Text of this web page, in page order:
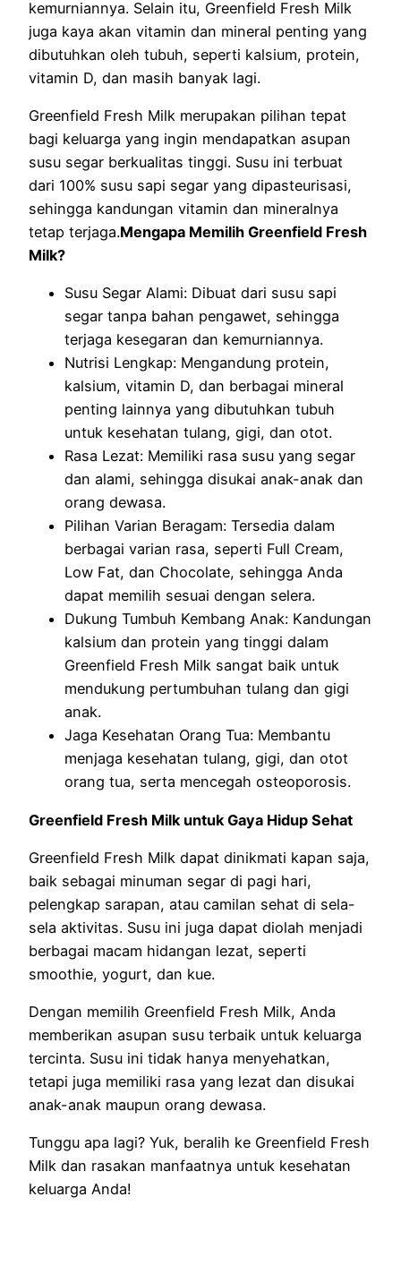
kemurniannya. Selain itu, Greenfield Fresh Milk
juga kaya akan vitamin dan mineral penting yang
dibutuhkan oleh tubuh, seperti kalsium, protein,
vitamin D, dan masih banyak lagi.
Greenfield Fresh Milk merupakan pilihan tepat
bagi keluarga yang ingin mendapatkan asupan
susu segar berkualitas tinggi. Susu ini terbuat
dari 100% susu sapi segar yang dipasteurisasi,
sehingga kandungan vitamin dan mineralnya
tetap terjaga.Mengapa Memilih Greenfield Fresh
Milk?
Susu Segar Alami: Dibuat dari susu sapi
segar tanpa bahan pengawet, sehingga
terjaga kesegaran dan kemurniannya.
Nutrisi Lengkap: Mengandung protein,
kalsium, vitamin D, dan berbagai mineral
penting lainnya yang dibutuhkan tubuh
untuk kesehatan tulang, gigi, dan otot.
Rasa Lezat: Memiliki rasa susu yang segar
dan alami, sehingga disukai anak-anak dan
orang dewasa.
Pilihan Varian Beragam: Tersedia dalam
berbagai varian rasa, seperti Full Cream,
Low Fat, dan Chocolate, sehingga Anda
dapat memilih sesuai dengan selera.
Dukung Tumbuh Kembang Anak: Kandungan
kalsium dan protein yang tinggi dalam
Greenfield Fresh Milk sangat baik untuk
mendukung pertumbuhan tulang dan gigi
anak.
Jaga Kesehatan Orang Tua: Membantu
menjaga kesehatan tulang, gigi, dan otot
orang tua, serta mencegah osteoporosis.
Greenfield Fresh Milk untuk Gaya Hidup Sehat
Greenfield Fresh Milk dapat dinikmati kapan saja,
baik sebagai minuman segar di pagi hari,
pelengkap sarapan, atau camilan sehat di sela-
sela aktivitas. Susu ini juga dapat diolah menjadi
berbagai macam hidangan lezat, seperti
smoothie, yogurt, dan kue.
Dengan memilih Greenfield Fresh Milk, Anda
memberikan asupan susu terbaik untuk keluarga
tercinta. Susu ini tidak hanya menyehatkan,
tetapi juga memiliki rasa yang lezat dan disukai
anak-anak maupun orang dewasa.
Tunggu apa lagi? Yuk, beralih ke Greenfield Fresh
Milk dan rasakan manfaatnya untuk kesehatan
keluarga Anda!